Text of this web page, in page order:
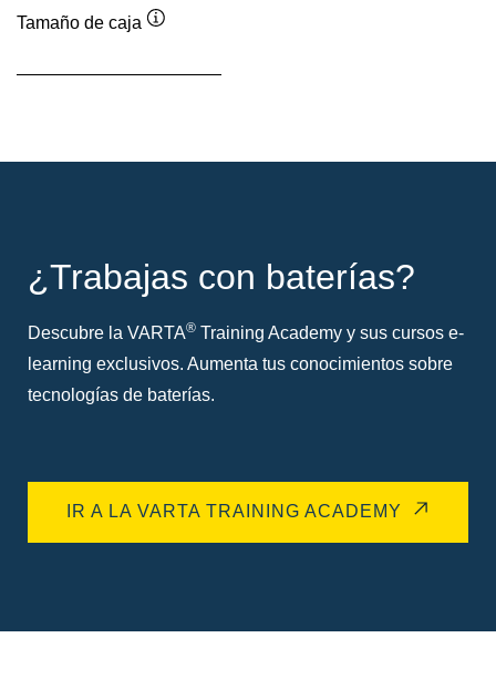
Tamaño de caja
herramientas
¿Trabajas con baterías?
Descubre la VARTA® Training Academy y sus cursos e-
learning exclusivos. Aumenta tus conocimientos sobre
tecnologías de baterías.
IR A LA VARTA TRAINING ACADEMY